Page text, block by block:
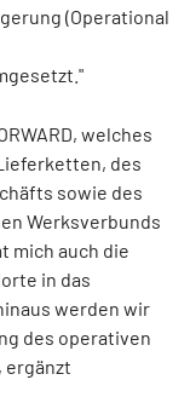
(Operational
welches
des
sowie des
Werksverbunds
mich auch die
in das
werden wir
des operativen
ergänzt